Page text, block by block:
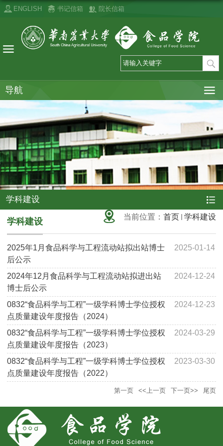
ENGLISH 书记信箱 院长信箱
导航
学科建设
当前位置： 首页 学科建设
学科建设
2025年1月食品科学与工程流动站拟出站博士
后公示
2025-01-14
2024年12月食品科学与工程流动站拟进出站
博士后公示
2024-12-24
0832“食品科学与工程”一级学科博士学位授权
点质量建设年度报告（2024）
2024-12-23
0832“食品科学与工程”一级学科博士学位授权
点质量建设年度报告（2023）
2024-03-29
0832“食品科学与工程”一级学科博士学位授权
点质量建设年度报告（2022）
2023-03-30
第一页 <<上一页 下一页>> 尾页